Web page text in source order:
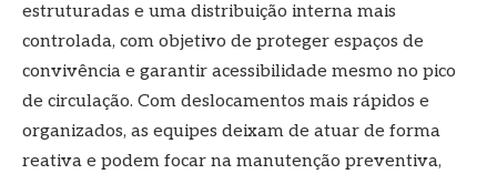
estruturadas e uma distribuição interna mais
controlada, com objetivo de proteger espaços de
convivência e garantir acessibilidade mesmo no pico
de circulação. Com deslocamentos mais rápidos e
organizados, as equipes deixam de atuar de forma
reativa e podem focar na manutenção preventiva,